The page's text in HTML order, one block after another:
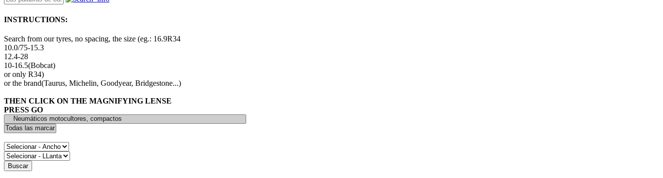
INSTRUCTIONS:
Search from our tyres, no spacing, the size (eg.: 16.9R34
10.0/75-15.3
12.4-28
10-16.5(Bobcat)
or only R34)
or the brand(Taurus, Michelin, Goodyear, Bridgestone...)
THEN CLICK ON THE MAGNIFYING LENSE
PRESS GO